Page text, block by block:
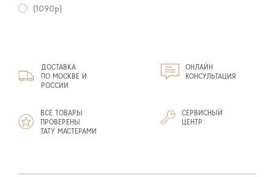
(1090р)
ДОСТАВКА
ПО МОСКВЕ И
РОССИИ
ОНЛАЙН
КОНСУЛЬТАЦИЯ
ВСЕ ТОВАРЫ
ПРОВЕРЕНЫ
ТАТУ МАСТЕРАМИ
СЕРВИСНЫЙ
ЦЕНТР